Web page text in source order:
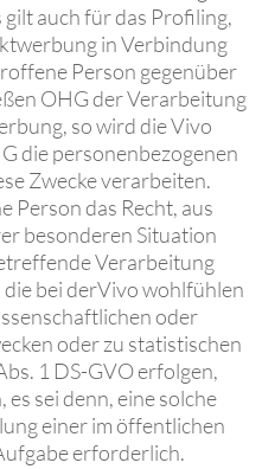
auch für das Profiling,
in Verbindung
Person gegenüber
OHG der Verarbeitung
so wird die Vivo
die personenbezogenen
Zwecke verarbeiten.
Person das Recht, aus
besonderen Situation
Verarbeitung
bei derVivo wohlfühlen
oder
oder zu statistischen
1 DS-GVO erfolgen,
sei denn, eine solche
einer im öffentlichen
erforderlich.